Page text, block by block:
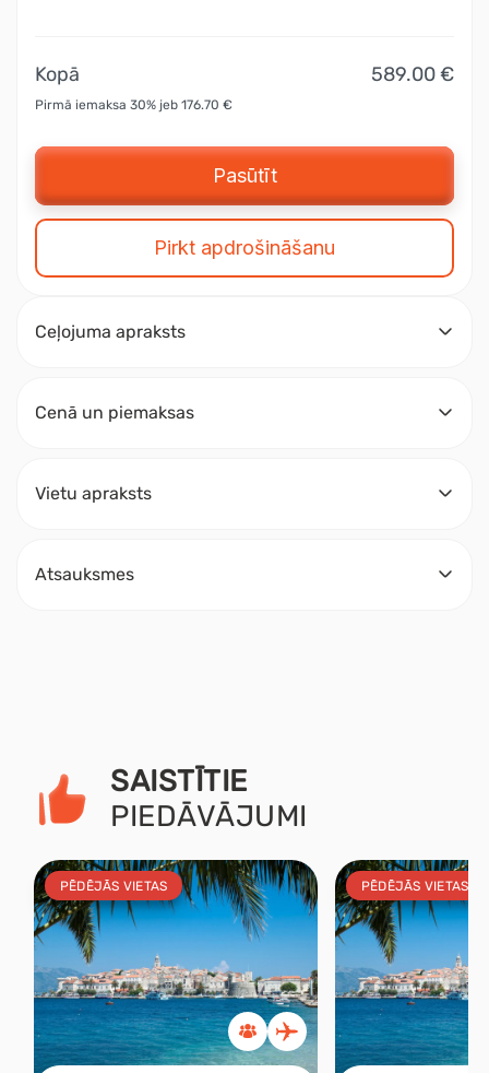
Ceļojuma apraksts
Cenā un piemaksas
Vietu apraksts
Atsauksmes
Kopā 589.00 €
Pirmā iemaksa 30% jeb 176.70 €
Pasūtīt
Pirkt apdrošināšanu
SAISTĪTIE
PIEDĀVĀJUMI
PĒDĒJĀS VIETAS PĒDĒJĀS VIETAS